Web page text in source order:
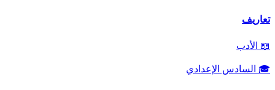
تعاريف
📖 الأدب
🎓 السادس الإعدادي